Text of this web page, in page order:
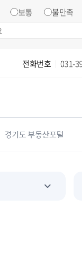
보통 불만족
전화번호 031-
경기도 부동산포털